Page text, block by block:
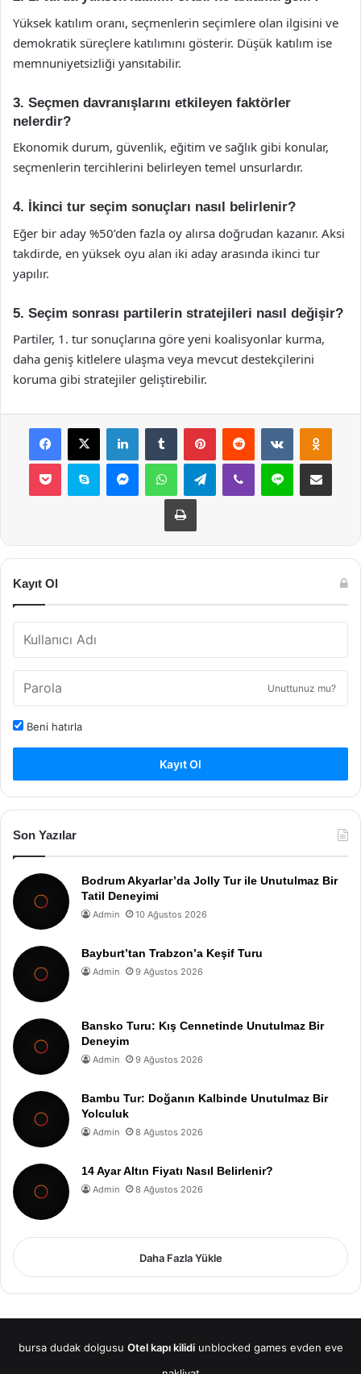
Yüksek katılım oranı, seçmenlerin seçimlere olan ilgisini ve
demokratik süreçlere katılımını gösterir. Düşük katılım ise
memnuniyetsizliği yansıtabilir.
3. Seçmen davranışlarını etkileyen faktörler
nelerdir?
Ekonomik durum, güvenlik, eğitim ve sağlık gibi konular,
seçmenlerin tercihlerini belirleyen temel unsurlardır.
4. İkinci tur seçim sonuçları nasıl belirlenir?
Eğer bir aday %50’den fazla oy alırsa doğrudan kazanır. Aksi
takdirde, en yüksek oyu alan iki aday arasında ikinci tur
yapılır.
5. Seçim sonrası partilerin stratejileri nasıl değişir?
Partiler, 1. tur sonuçlarına göre yeni koalisyonlar kurma,
daha geniş kitlelere ulaşma veya mevcut destekçilerini
koruma gibi stratejiler geliştirebilir.
Facebook
X LinkedInTumblr PinterestReddit VKontakte
Pocket Skype MessengerWhatsAppTelegramViber Line E-Posta ile
Yazdır
Kayıt Ol
Unuttunuz mu?
Beni hatırla
Kayıt Ol
Son Yazılar
Bodrum Akyarlar’da Jolly Tur ile Unutulmaz Bir
Tatil Deneyimi
Admin 10 Ağustos 2026
Bayburt’tan Trabzon’a Keşif Turu
Admin 9 Ağustos 2026
Bansko Turu: Kış Cennetinde Unutulmaz Bir
Deneyim
Admin 9 Ağustos 2026
Bambu Tur: Doğanın Kalbinde Unutulmaz Bir
Yolculuk
Admin 8 Ağustos 2026
14 Ayar Altın Fiyatı Nasıl Belirlenir?
Admin 8 Ağustos 2026
Daha Fazla Yükle
bursa dudak dolgusu Otel kapı kilidi unblocked games evden eve